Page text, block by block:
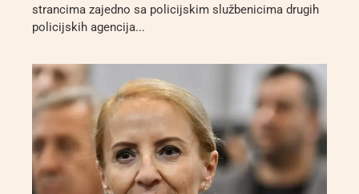
strancima zajedno sa policijskim službenicima drugih
policijskih agencija...